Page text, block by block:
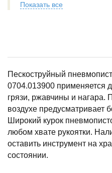
Показать все
Пескоструйный
0704.013900 применяется
грязи, ржавчины и нагара.
воздухе предусматривает
Широкий курок
любом хвате рукоятки.
оставить инструмент на
состоянии.